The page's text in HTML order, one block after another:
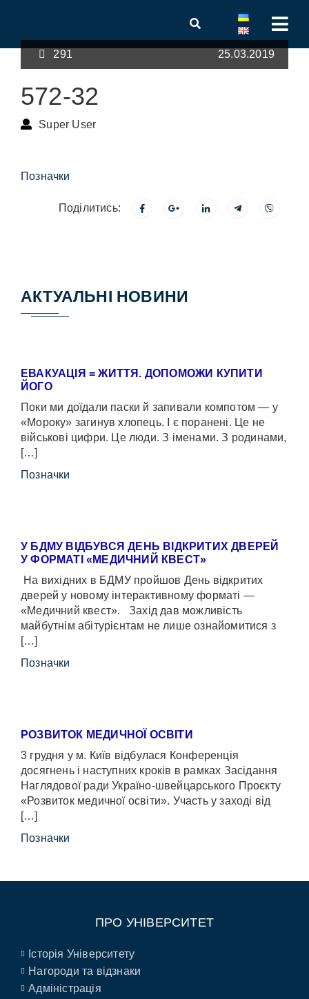
291 25.03.2019
572-32
Super User
Позначки
Поділитись:
АКТУАЛЬНІ НОВИНИ
ЕВАКУАЦІЯ = ЖИТТЯ. ДОПОМОЖИ КУПИТИ
ЙОГО
Поки ми доїдали паски й запивали компотом — у
«Мороку» загинув хлопець. І є поранені. Це не
військові цифри. Це люди. З іменами. З родинами,
[…]
Позначки
У БДМУ ВІДБУВСЯ ДЕНЬ ВІДКРИТИХ ДВЕРЕЙ
У ФОРМАТІ «МЕДИЧНИЙ КВЕСТ»
На вихідних в БДМУ пройшов День відкритих
дверей у новому інтерактивному форматі —
«Медичний квест». Захід дав можливість
майбутнім абітурієнтам не лише ознайомитися з
[…]
Позначки
РОЗВИТОК МЕДИЧНОЇ ОСВІТИ
3 грудня у м. Київ відбулася Конференція
досягнень і наступних кроків в рамках Засідання
Наглядової ради Україно-швейцарського Проєкту
«Розвиток медичної освіти». Участь у заході від
[…]
Позначки
ПРО УНІВЕРСИТЕТ
Історія Університету
Нагороди та відзнаки
Адміністрація